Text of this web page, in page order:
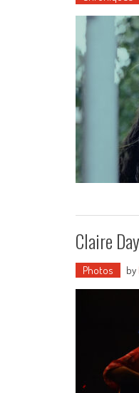
Claire
Photos by